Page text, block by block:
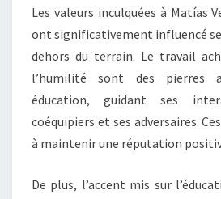
Les valeurs inculquées à Matías
ont significativement influencé
dehors du terrain. Le travail
l’humilité sont des pierres
éducation, guidant ses
coéquipiers et ses adversaires.
à maintenir une réputation
De plus, l’accent mis sur